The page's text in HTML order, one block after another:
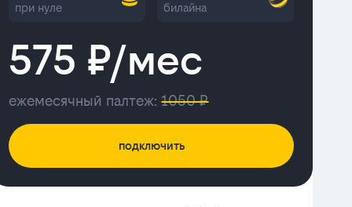
при нуле
билайна
575 ₽/мес
ежемесячный палтеж:1050 ₽
подключить